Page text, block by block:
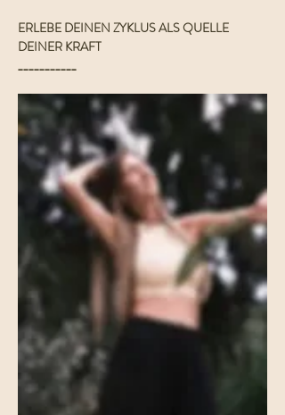
ERLEBE DEINEN ZYKLUS ALS QUELLE
DEINER KRAFT
___________